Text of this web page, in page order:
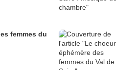
femmes du